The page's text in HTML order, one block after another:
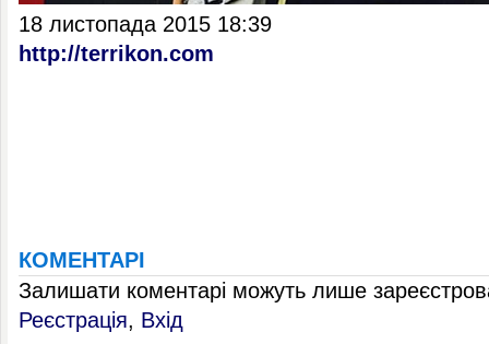
18 листопада 2015 18:39
http://terrikon.com
КОМЕНТАРІ
Залишати коментарі можуть лише
Реєстрація, Вхід